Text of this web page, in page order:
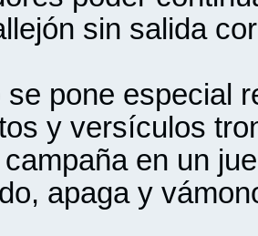
sin salida
se pone especial
y versículos
en un
apaga y